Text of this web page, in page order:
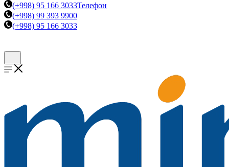
(+998) 95 166 3033Телефон
(+998) 99 393 9900
(+998) 95 166 3033